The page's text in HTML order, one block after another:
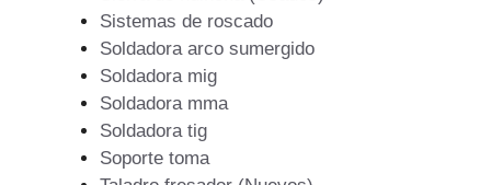
Sistemas de roscado
Soldadora arco sumergido
Soldadora mig
Soldadora mma
Soldadora tig
Soporte toma